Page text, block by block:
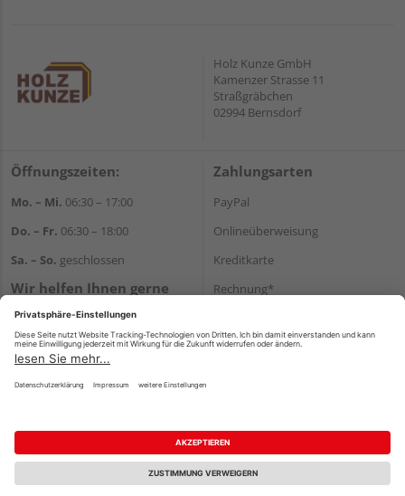
Holz Kunze GmbH
Kamenzer Strasse 11
Straßgräbchen
02994 Bernsdorf
Öffnungszeiten:
Mo. – Mi. 06:30 – 17:00
Do. – Fr. 06:30 – 18:00
Sa. – So. geschlossen
Wir helfen Ihnen gerne
weiter
+49 35723 23123
E-Mail:info@holz-kunze.de
Zahlungsarten
PayPal
Onlineüberweisung
Kreditkarte
Rechnung*
Versand
Impressum AGB Widerruf
Datenschutz
Reservierungsbedingungen
Vertrag widerrufen